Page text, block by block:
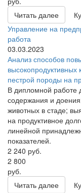
Читать далее
Управление на
работа
03.03.2023
Анализ способов
высокопродуктивных
пестрой породы на
В дипломной работе
содержания и
животных в стаде;
на продуктивное
линейной
показателей.
2 240 руб.
2 800
руб.
Читать далее